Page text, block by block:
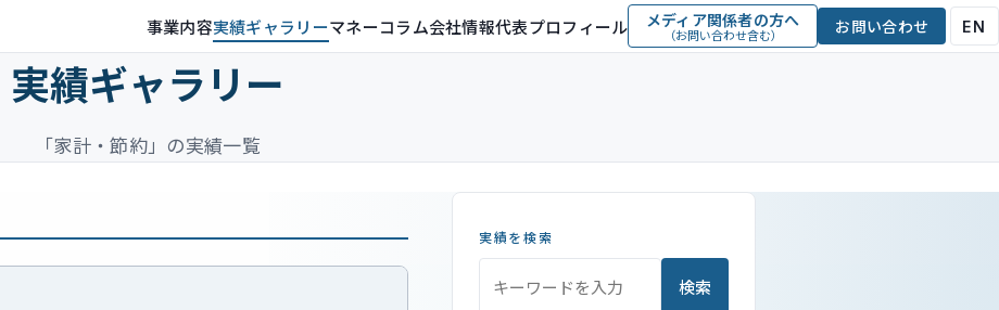
事業内容実績ギャラリーマネーコラム会社情報代表プロフィール メディア関係者の方へ
（お問い合わせ含む） お問い合わせ EN
実績ギャラリー
「家計・節約」の実績一覧
実績を検索
検索